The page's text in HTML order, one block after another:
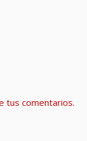
tus comentarios.